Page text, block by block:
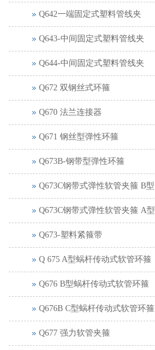
Q642一端固定式塑料管线夹
Q643-中间固定式塑料管线夹
Q644-中间固定式塑料管线夹
Q672 双钢丝式环箍
Q670 法兰连接器
Q671 钢丝型弹性环箍
Q673B-钢带型弹性环箍
Q673C钢带式弹性软管夹箍 B型
Q673C钢带式弹性软管夹箍 A型
Q673-塑料紧箍带
Q 675 A型蜗杆传动式软管环箍
Q676 B型蜗杆传动式软管环箍
Q676B C型蜗杆传动式软管环箍
Q677 强力软管夹箍